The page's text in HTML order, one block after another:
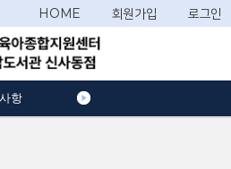
HOME 회원가입 로그인
항